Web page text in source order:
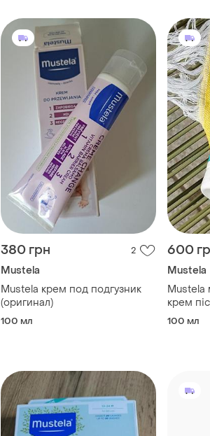
380 грн 2
Mustela
Mustela крем под подгузник
(оригинал)
100 мл
600
Mustela
Mustela
крем
100 мл